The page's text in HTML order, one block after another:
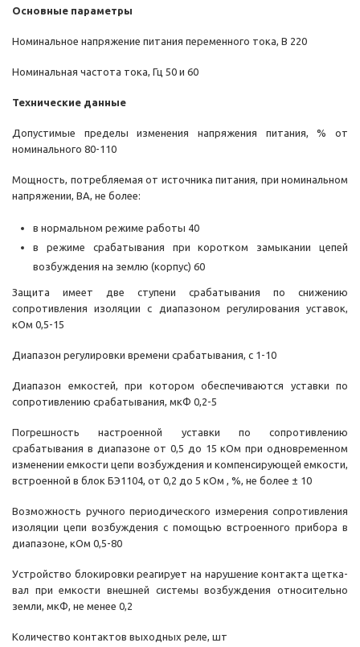
Основные параметры
Номинальное напряжение питания переменного тока, В 220
Номинальная частота тока, Гц 50 и 60
Технические данные
Допустимые пределы изменения напряжения питания, % от
номинального 80-110
Мощность, потребляемая от источника питания, при номинальном
напряжении, ВА, не более:
в нормальном режиме работы 40
в режиме срабатывания при коротком замыкании цепей
возбуждения на землю (корпус) 60
Защита имеет две ступени срабатывания по снижению
сопротивления изоляции с диапазоном регулирования уставок,
кОм 0,5-15
Диапазон регулировки времени срабатывания, с 1-10
Диапазон емкостей, при котором обеспечиваются уставки по
сопротивлению срабатывания, мкФ 0,2-5
Погрешность настроенной уставки по сопротивлению
срабатывания в диапазоне от 0,5 до 15 кОм при одновременном
изменении емкости цепи возбуждения и компенсирующей емкости,
встроенной в блок БЭ1104, от 0,2 до 5 кОм , %, не более ± 10
Возможность ручного периодического измерения сопротивления
изоляции цепи возбуждения с помощью встроенного прибора в
диапазоне, кОм 0,5-80
Устройство блокировки реагирует на нарушение контакта щетка-
вал при емкости внешней системы возбуждения относительно
земли, мкФ, не менее 0,2
Количество контактов выходных реле, шт